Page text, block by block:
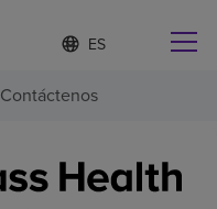
Lista
de
contraída
d
o
s
e
Contáctenos